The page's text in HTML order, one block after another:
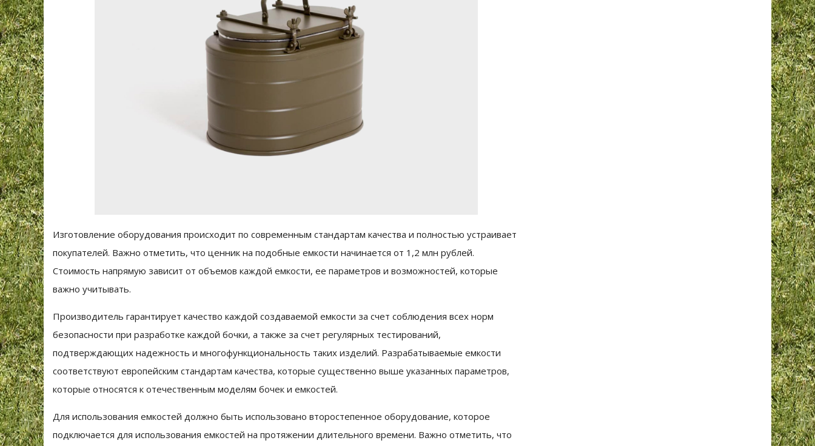
Изготовление оборудования происходит по современным стандартам качества и полностью устраивает
покупателей. Важно отметить, что ценник на подобные емкости начинается от 1,2 млн рублей.
Стоимость напрямую зависит от объемов каждой емкости, ее параметров и возможностей, которые
важно учитывать.
Производитель гарантирует качество каждой создаваемой емкости за счет соблюдения всех норм
безопасности при разработке каждой бочки, а также за счет регулярных тестирований,
подтверждающих надежность и многофункциональность таких изделий. Разрабатываемые емкости
соответствуют европейским стандартам качества, которые существенно выше указанных параметров,
которые относятся к отечественным моделям бочек и емкостей.
Для использования емкостей должно быть использовано второстепенное оборудование, которое
подключается для использования емкостей на протяжении длительного времени. Важно отметить, что